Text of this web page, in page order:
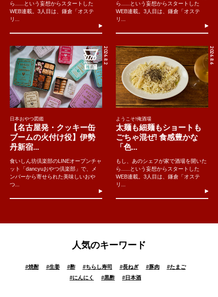
ら......という妄想からスタートした
WEB連載。3人目は、鎌倉「オステ
リ...
ら......という妄想からスタートした
WEB連載。3人目は、鎌倉「オステ
リ...
2026.8.2
日本おやつ図鑑
【名古屋発・クッキー缶
ブームの火付け役】伊勢
丹新宿...
食いしん坊倶楽部のLINEオープンチャ
ット「dancyuおやつ倶楽部」で、メ
ンバーから寄せられた美味しいおや
つ...
2026.8.6
ようこそ!俺酒場
太麺も細麺もショートも
ごちゃ混ぜ! 食感豊かな
「色...
もし、あのシェフが家で酒場を開いた
ら......という妄想からスタートした
WEB連載。3人目は、鎌倉「オステ
リ...
人気のキーワード
#焼酎 #生姜 #酢 #ちらし寿司 #長ねぎ #豚肉 #たまご
#にんにく #黒酢 #日本酒